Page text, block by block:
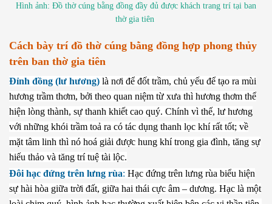
Hình ảnh: Đồ thờ cúng bằng đồng đầy đủ được khách trang trí tại ban
thờ gia tiên
Cách bày trí đồ thờ cúng bằng đồng hợp phong thủy
trên ban thờ gia tiên
Đỉnh đồng (lư hương) là nơi để đốt trầm, chủ yếu để tạo ra mùi
hương trầm thơm, bởi theo quan niệm từ xưa thì hương thơm thể
hiện lòng thành, sự thanh khiết cao quý. Chính vì thế, lư hương
với những khói trầm toả ra có tác dụng thanh lọc khí rất tốt; về
mặt tâm linh thì nó hoá giải được hung khí trong gia đình, tăng sự
hiếu thảo và tăng trí tuệ tài lộc.
Đôi hạc đứng trên lưng rùa: Hạc đứng trên lưng rùa biểu hiện
sự hài hòa giữa trời đất, giữa hai thái cực âm – dương. Hạc là một